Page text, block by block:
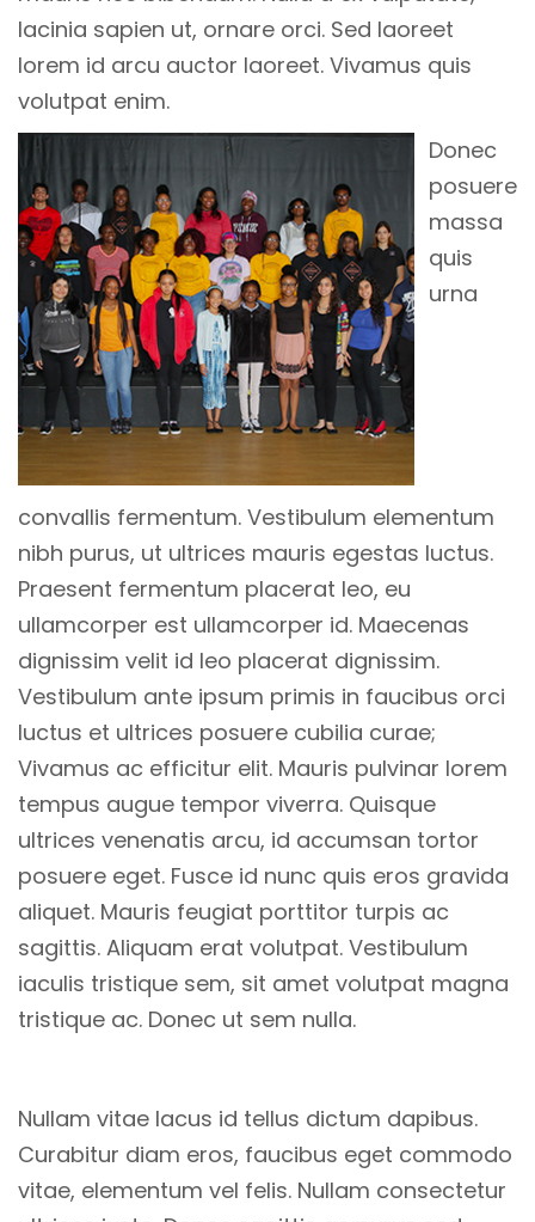
lacinia sapien ut, ornare orci. Sed laoreet
lorem id arcu auctor laoreet. Vivamus quis
volutpat enim.
Donec
posuere
massa
quis
urna
convallis fermentum. Vestibulum elementum
nibh purus, ut ultrices mauris egestas luctus.
Praesent fermentum placerat leo, eu
ullamcorper est ullamcorper id. Maecenas
dignissim velit id leo placerat dignissim.
Vestibulum ante ipsum primis in faucibus orci
luctus et ultrices posuere cubilia curae;
Vivamus ac efficitur elit. Mauris pulvinar lorem
tempus augue tempor viverra. Quisque
ultrices venenatis arcu, id accumsan tortor
posuere eget. Fusce id nunc quis eros gravida
aliquet. Mauris feugiat porttitor turpis ac
sagittis. Aliquam erat volutpat. Vestibulum
iaculis tristique sem, sit amet volutpat magna
tristique ac. Donec ut sem nulla.
Nullam vitae lacus id tellus dictum dapibus.
Curabitur diam eros, faucibus eget commodo
vitae, elementum vel felis. Nullam consectetur